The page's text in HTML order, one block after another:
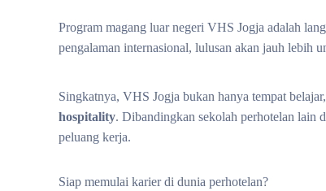
Program magang luar negeri VHS Jogja adalah
pengalaman internasional, lulusan akan jauh lebih
Singkatnya, VHS Jogja bukan hanya tempat
hospitality. Dibandingkan sekolah perhotelan lain
peluang kerja.
Siap memulai karier di dunia perhotelan?